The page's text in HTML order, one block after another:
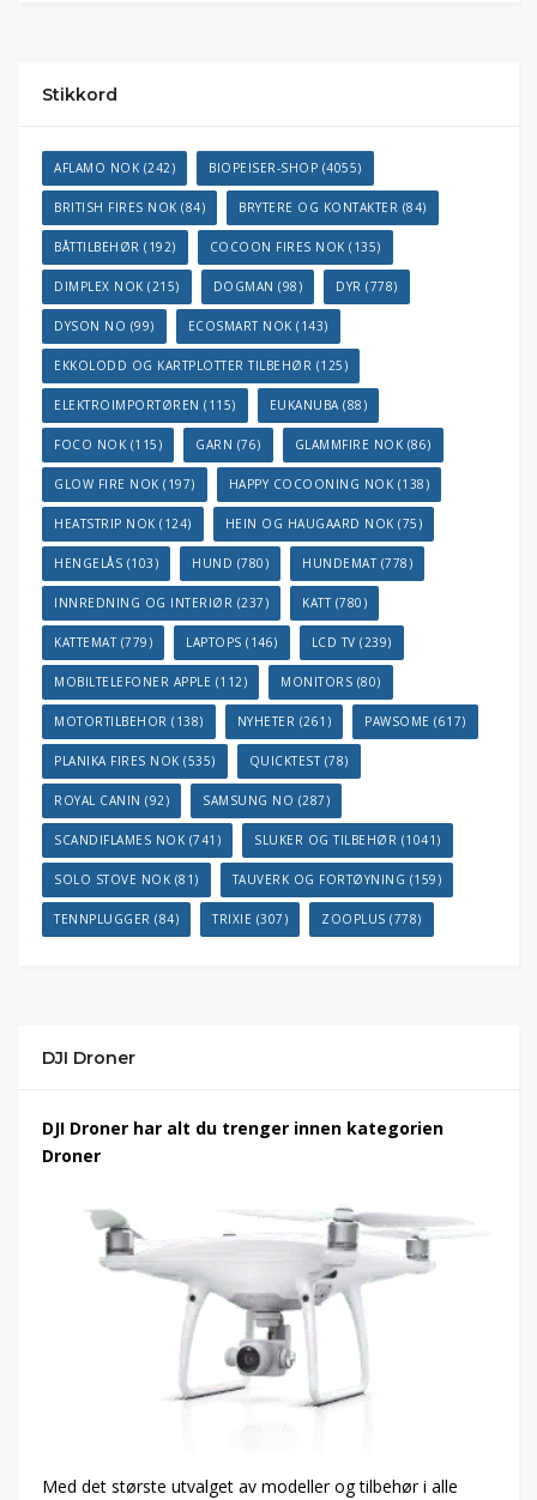
Stikkord
AFLAMO NOK (242) BIOPEISER-SHOP (4055)
BRITISH FIRES NOK (84) BRYTERE OG KONTAKTER (84)
BÅTTILBEHØR (192) COCOON FIRES NOK (135)
DIMPLEX NOK (215) DOGMAN (98) DYR (778)
DYSON NO (99) ECOSMART NOK (143)
EKKOLODD OG KARTPLOTTER TILBEHØR (125)
ELEKTROIMPORTØREN (115) EUKANUBA(88)
FOCO NOK (115) GARN (76) GLAMMFIRE NOK (86)
GLOW FIRE NOK (197) HAPPY COCOONING NOK (138)
HEATSTRIP NOK (124) HEIN OG HAUGAARD NOK (75)
HENGELÅS (103) HUND (780) HUNDEMAT(778)
INNREDNING OG INTERIØR (237) KATT(780)
KATTEMAT(779) LAPTOPS (146) LCD TV (239)
MOBILTELEFONER APPLE (112) MONITORS (80)
MOTORTILBEHOR (138) NYHETER (261) PAWSOME (617)
PLANIKA FIRES NOK (535) QUICKTEST(78)
ROYAL CANIN (92) SAMSUNG NO (287)
SCANDIFLAMES NOK (741) SLUKER OG TILBEHØR (1041)
SOLO STOVE NOK (81) TAUVERK OG FORTØYNING (159)
TENNPLUGGER (84) TRIXIE (307) ZOOPLUS (778)
DJI Droner
DJI Droner har alt du trenger innen kategorien
Droner
Med det største utvalget av modeller og tilbehør i alle